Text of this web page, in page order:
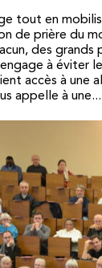
tout en
de prière du
des
à éviter
accès à une
appelle à une...